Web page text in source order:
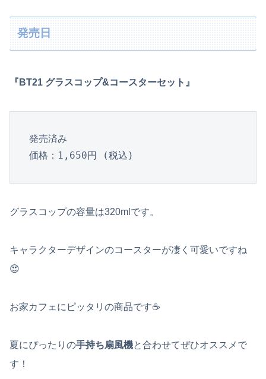
発売日
『BT21 グラスコップ&コースターセット』
発売済み
価格：1,650円 (税込)
グラスコップの容量は320mlです。
キャラクターデザインのコースターが凄く可愛いですね
😍
お家カフェにピッタリの商品です☕️
夏にぴったりの手持ち扇風機と合わせてぜひオススメで
す！